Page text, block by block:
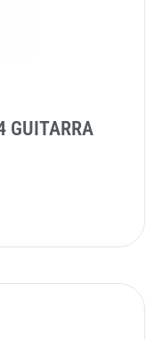
GUITARRA